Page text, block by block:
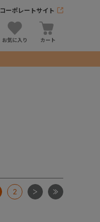
コーポレートサイト
お気に入り カート
2 次 最後